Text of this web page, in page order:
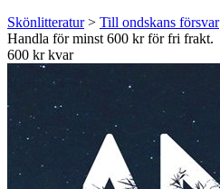
Skönlitteratur> Till ondskans försvar
Handla för minst 600 kr för fri frakt.
600 kr kvar